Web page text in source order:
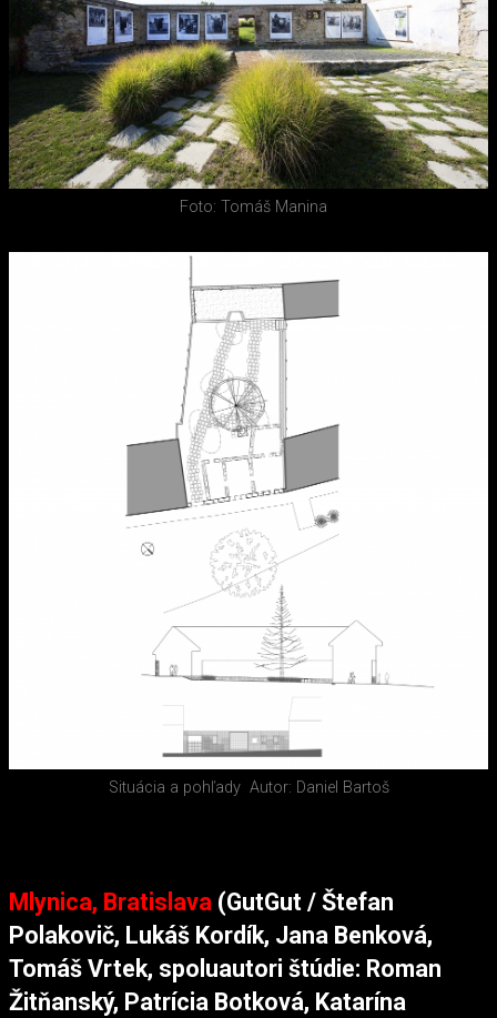
Foto: Tomáš Manina
Situácia a pohľady Autor: Daniel Bartoš
Mlynica, Bratislava (GutGut / Štefan
Polakovič, Lukáš Kordík, Jana Benková,
Tomáš Vrtek, spoluautori štúdie: Roman
Žitňanský, Patrícia Botková, Katarína